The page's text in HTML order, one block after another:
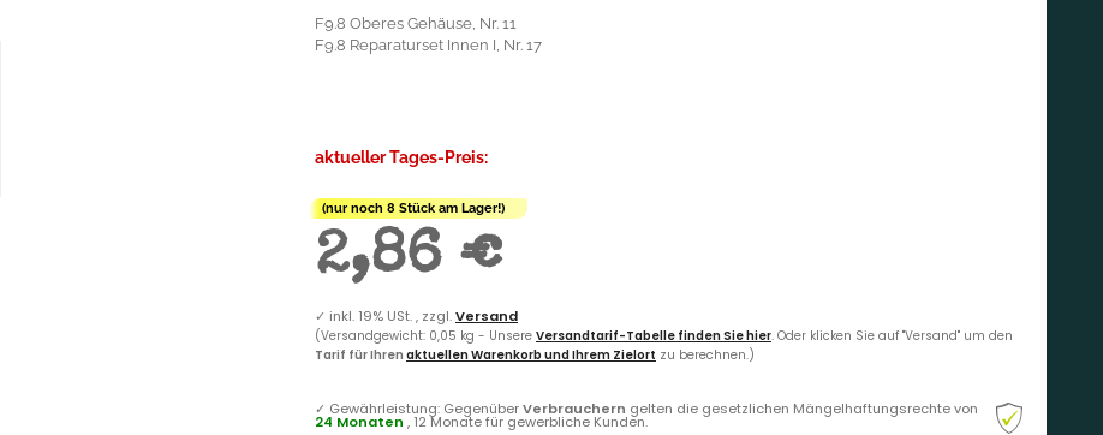
F9.8 Oberes Gehäuse, Nr. 11
F9.8 Reparaturset Innen I, Nr. 17
aktueller Tages-Preis:
(nur noch 8 Stück am Lager!)
2,86 €
✓ inkl. 19% USt. , zzgl.Versand
(Versandgewicht: 0,05 kg - Unsere Versandtarif-Tabelle finden Sie hier. Oder klicken Sie auf "Versand" um den
Tarif für Ihren aktuellen Warenkorb und Ihrem Zielort zu berechnen.)
✓ Gewährleistung: GegenüberVerbrauchern gelten die gesetzlichen Mängelhaftungsrechte von
24 Monaten , 12 Monate für gewerbliche Kunden.